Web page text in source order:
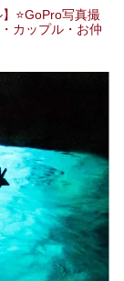
⭐GoPro写真撮
カップル・お仲